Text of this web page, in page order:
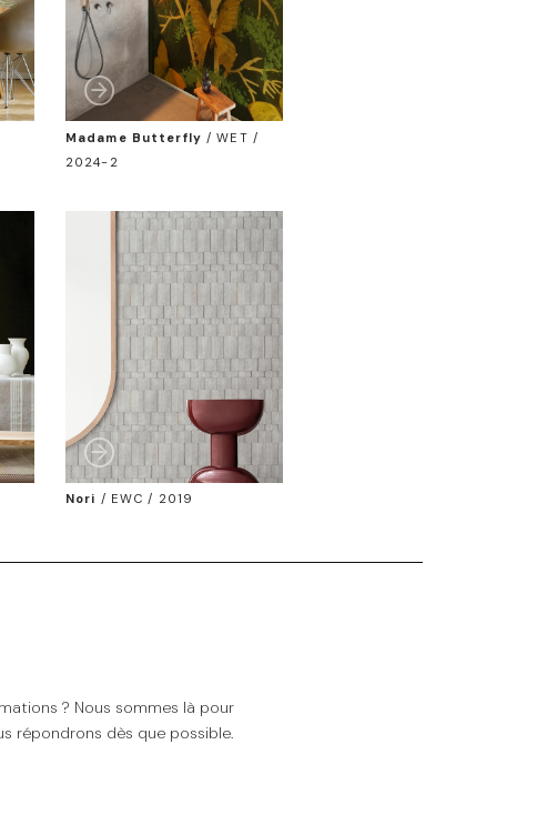
Madame Butterfly /WET /
2024-2
Nori / EWC / 2019
? Nous sommes là pour
répondrons dès que possible.